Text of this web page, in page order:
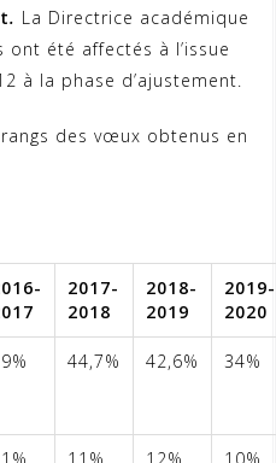
. La Directrice académique
été affectés à l’issue
à la phase d’ajustement.
des vœux obtenus en
2017-
2018
2018-
2019
2019-
2020
44,7% 42,6% 34%